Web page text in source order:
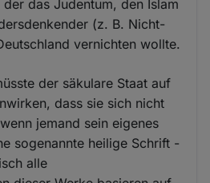
das Judentum, den Islam
(z. B. Nicht-
vernichten wollte.
der säkulare Staat auf
dass sie sich nicht
jemand sein eigenes
sogenannte heilige Schrift -
alle